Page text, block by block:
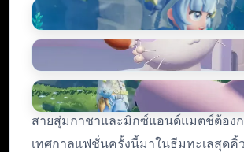
สายสุ่มกาชาและมิกซ์แอนด์แมตช์ต้องก
เทศกาลแฟชั่นครั้งนี้มาในธีมทะเลสุด